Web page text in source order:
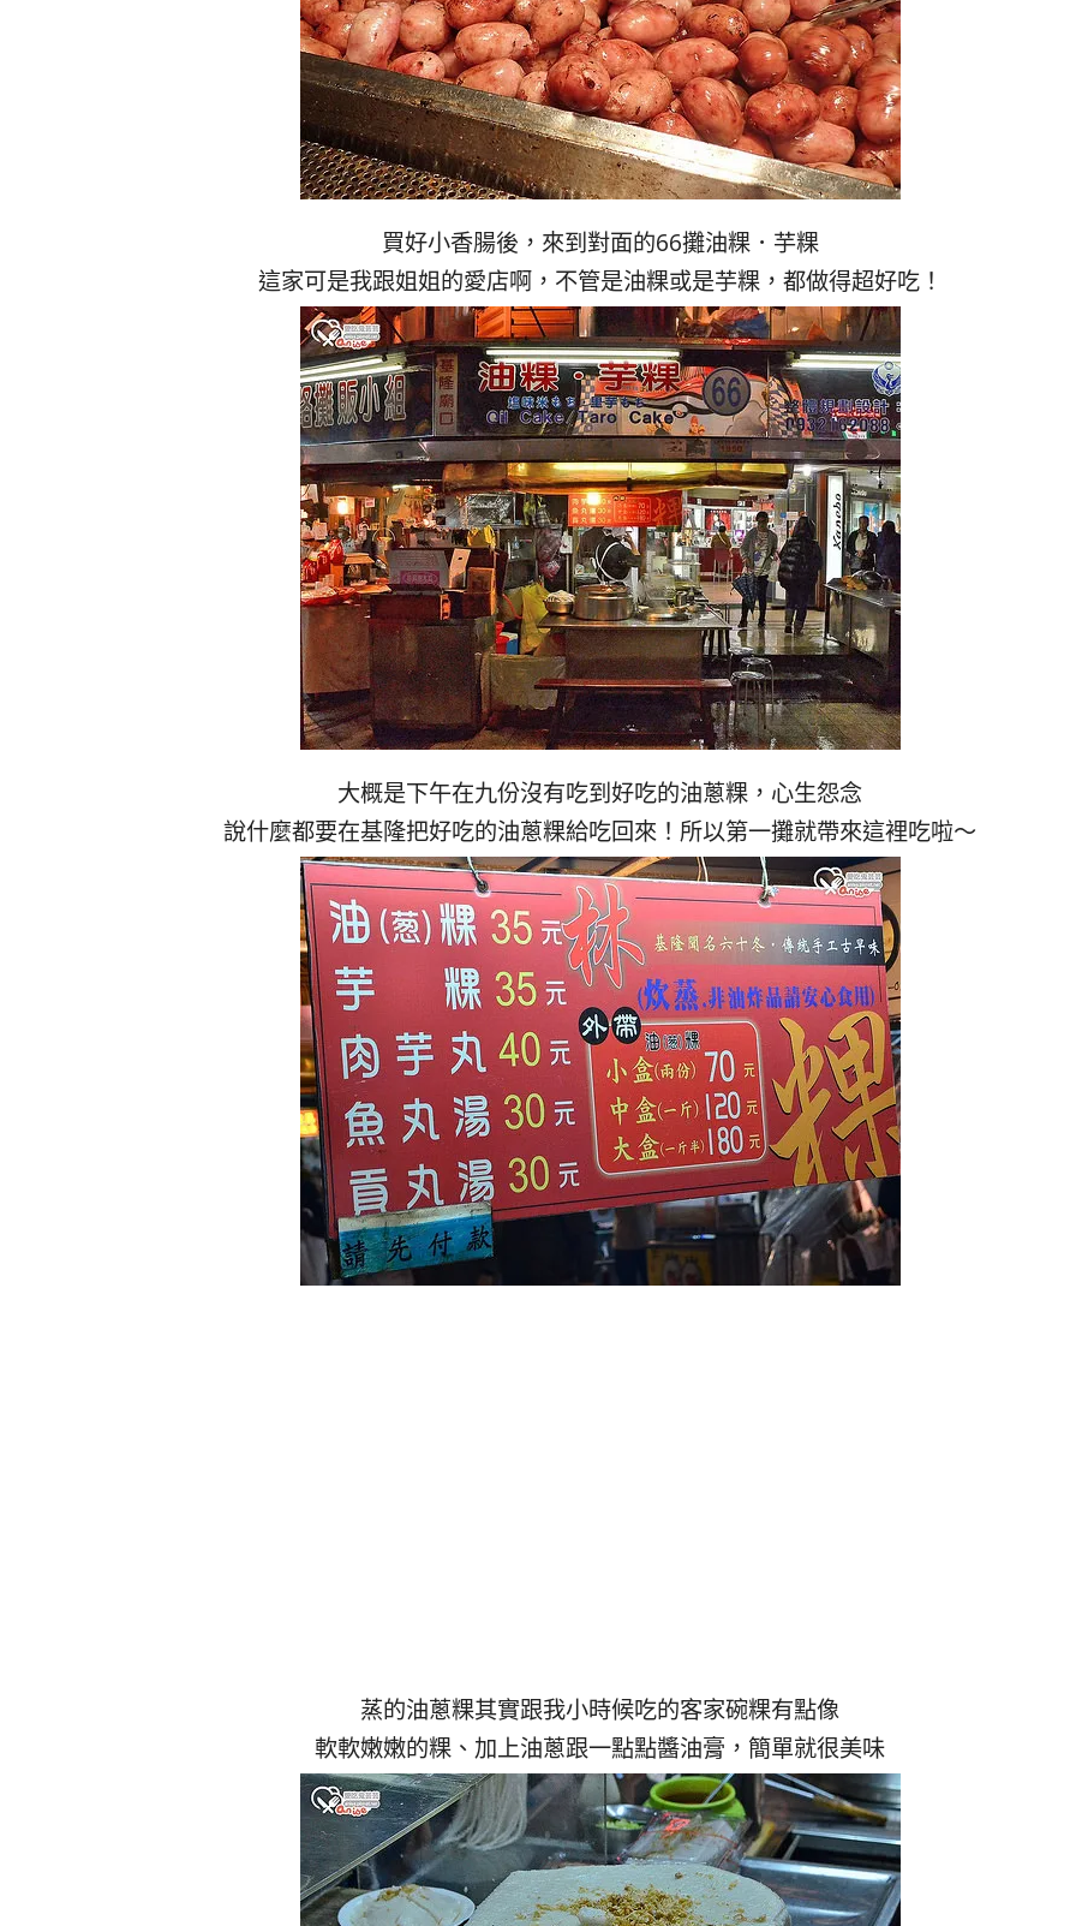
買好小香腸後，來到對面的66攤油粿．芋粿
這家可是我跟姐姐的愛店啊，不管是油粿或是芋粿，都做得超好吃！
大概是下午在九份沒有吃到好吃的油蔥粿，心生怨念
說什麼都要在基隆把好吃的油蔥粿給吃回來！所以第一攤就帶來這裡吃啦～
蒸的油蔥粿其實跟我小時候吃的客家碗粿有點像
軟軟嫩嫩的粿、加上油蔥跟一點點醬油膏，簡單就很美味